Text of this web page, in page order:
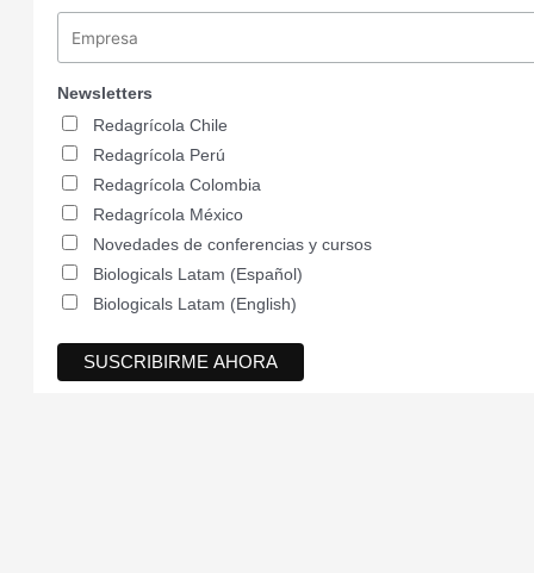
Newsletters
Redagrícola Chile
Redagrícola Perú
Redagrícola Colombia
Redagrícola México
Novedades de conferencias y cursos
Biologicals Latam (Español)
Biologicals Latam (English)